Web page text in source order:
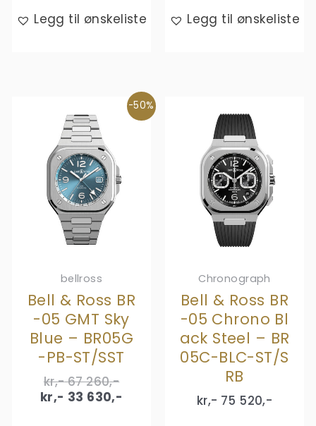
Legg til ønskeliste Legg til ønskeliste
-50%
bellross
Bell & Ross BR
-05 GMT Sky
Blue – BR05G
-PB-ST/SST
kr,-67 260,-Original
price
kr,- 33 630,-
Chronograph
Bell & Ross BR
-05 Chrono Bl
ack Steel – BR
05C-BLC-ST/S
RB
kr,- 75 520,-